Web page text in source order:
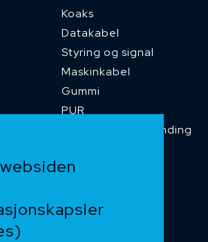
Koaks
Datakabel
Styring og signal
Maskinkabel
Gummi
PUR
Temperaturbestanding
Heis og kran
Kategorikabel